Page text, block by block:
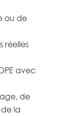
ou de
réelles
avec
de
la